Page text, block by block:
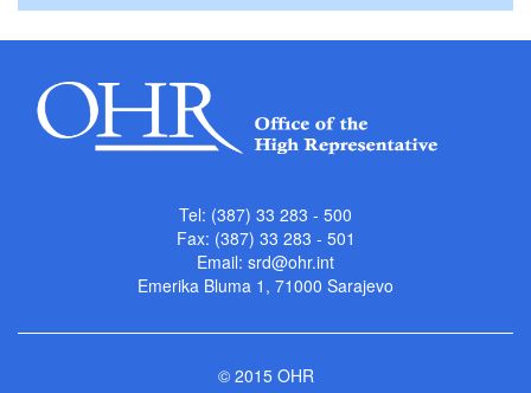
Tel: (387) 33 283 - 500
Fax: (387) 33 283 - 501
Email: srd@ohr.int
Emerika Bluma 1, 71000 Sarajevo
© 2015 OHR